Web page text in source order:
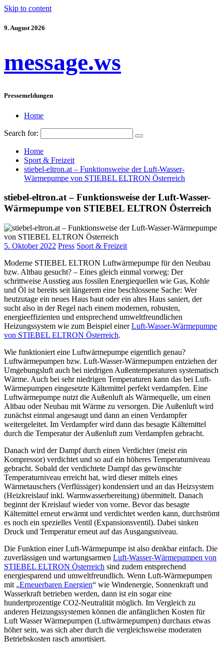
Skip to content
9. August 2026
message.ws
Pressemeldungen
Home
Search for:
Home
Sport & Freizeit
stiebel-eltron.at – Funktionsweise der Luft-Wasser-
Wärmepumpe von STIEBEL ELTRON Österreich
stiebel-eltron.at – Funktionsweise der Luft-Wasser-
Wärmepumpe von STIEBEL ELTRON Österreich
5. Oktober 2022 Press Sport & Freizeit
Moderne STIEBEL ELTRON Luftwärmepumpe für den Neubau
bzw. Altbau gesucht? – Eines gleich einmal vorweg: Der
schrittweise Ausstieg aus fossilen Energiequellen wie Gas, Kohle
und Öl ist bereits seit längerem eine beschlossene Sache: Wer
heutzutage ein neues Haus baut oder ein altes Haus saniert, der
sucht also in der Regel nach einem modernen, robusten,
energieeffizienten und entsprechend umweltfreundlichen
Heizungssystem wie zum Beispiel einerLuft-Wasser-Wärmepumpe
von STIEBEL ELTRON Österreich.
Wie funktioniert eine Luftwärmepumpe eigentlich genau?
Luftwärmepumpen bzw. Luft-Wasser-Wärmepumpen entziehen der
Umgebungsluft auch bei niedrigen Außentemperaturen systematisch
Wärme. Auch bei sehr niedrigen Temperaturen kann das bei Luft-
Wärmepumpen eingesetzte Kältemittel perfekt verdampfen. Eine
Luftwärmepumpe nutzt die Außenluft als Wärmequelle, um einen
Altbau oder Neubau mit Wärme zu versorgen. Die Außenluft wird
zunächst einmal angesaugt und dann an einen Verdampfer
weitergeleitet. Im Verdampfer wird dann das besagte Kältemittel
durch die Temperatur der Außenluft zum Verdampfen gebracht.
Danach wird der Dampf durch einen Verdichter (meist ein
Kompressor) verdichtet und so auf ein höheres Temperaturniveau
gebracht. Sobald der verdichtete Dampf das gewünschte
Temperaturniveau erreicht hat, wird dieser mittels eines
Wärmetauschers (Verflüssiger) kondensiert und an das Heizsystem
(Heizkreislauf inkl. Warmwasserbereitung) übermittelt. Danach
beginnt der Kreislauf wieder von vorne. Bevor das besagte
Kältemittel erneut erwärmt und verdichtet werden kann, durchströmt
es noch ein spezielles Ventil (Expansionsventil). Dabei sinken
Druck und Temperatur erneut auf das Ausgangsniveau.
Die Funktion einer Luft-Wärmepumpe ist also denkbar einfach. Die
zuverlässigen und wartungsarmen Luft-Wasser-Wärmepumpen von
STIEBEL ELTRON Österreich sind zudem entsprechend
energiesparend und umweltfreundlich. Wenn Luft-Wärmepumpen
mit „Erneuerbaren Energien“ wie Windenergie, Sonnenkraft und
Wasserkraft betrieben werden, dann ist ein sogar eine
hundertprozentige CO2-Neutralität möglich. Im Vergleich zu
anderen Heizungssystemen können die anfänglichen Kosten für
Luft Wasser Wärmepumpen (Luftwärmepumpen) durchaus etwas
höher sein, was sich aber durch die vergleichsweise moderaten
Betriebskosten rasch amortisiert.